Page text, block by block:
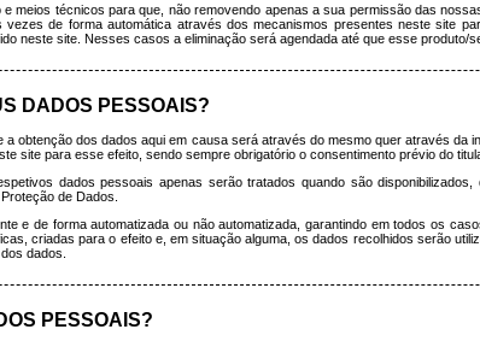
meios técnicos para que, não removendo apenas a sua permissão das
de forma automática através dos mecanismos presentes neste site
neste site. Nesses casos a eliminação será agendada até que esse produto/
DADOS PESSOAIS?
obtenção dos dados aqui em causa será através do mesmo quer através da
site para esse efeito, sendo sempre obrigatório o consentimento prévio do
dados pessoais apenas serão tratados quando são
de Dados.
e de forma automatizada ou não automatizada, garantindo em todos os
criadas para o efeito e, em situação alguma, os dados recolhidos serão
dados.
PESSOAIS?